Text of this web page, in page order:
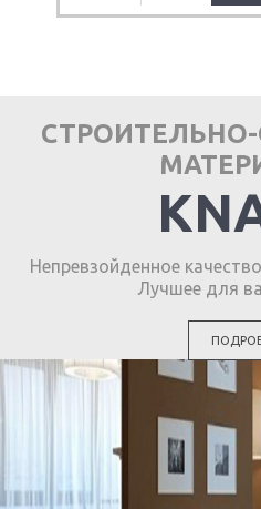
Непревзойденное
Лучшее для